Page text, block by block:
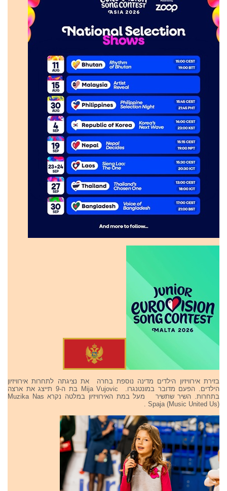
בזירת אירוויזיון הילדים מדינה נוספת בחרה את נציגתה לתחרות אירוויזיון
הילדים. הפעם מדובר במונטנגרו. Mija Vujovic בת ה-9 תייצג את ארצה
בתחרות. השיר שתשיר מעל במת האירוויזיון במלטה נקרא Muzika Nas
Spaja (Music United Us) .